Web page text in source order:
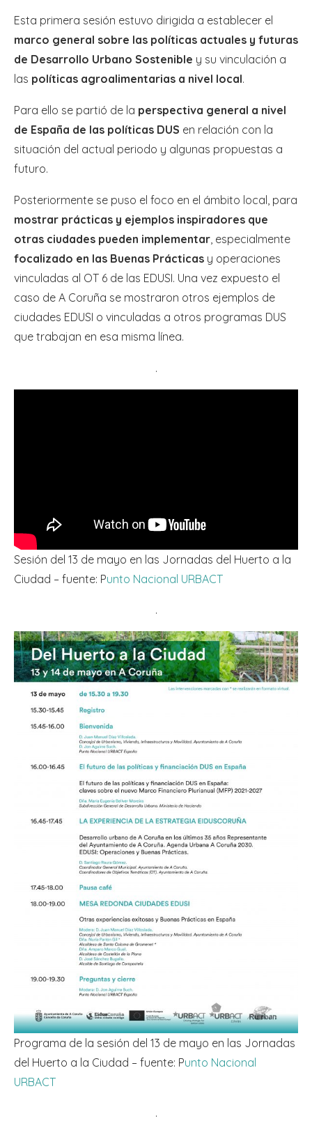
Esta primera sesión estuvo dirigida a establecer el
marco general sobre las políticas actuales y futuras
de Desarrollo Urbano Sostenible y su vinculación a
las políticas agroalimentarias a nivel local.
Para ello se partió de la perspectiva general a nivel
de España de las políticas DUS en relación con la
situación del actual periodo y algunas propuestas a
futuro.
Posteriormente se puso el foco en el ámbito local, para
mostrar prácticas y ejemplos inspiradores que
otras ciudades pueden implementar, especialmente
focalizado en las Buenas Prácticas y operaciones
vinculadas al OT 6 de las EDUSI. Una vez expuesto el
caso de A Coruña se mostraron otros ejemplos de
ciudades EDUSI o vinculadas a otros programas DUS
que trabajan en esa misma línea.
.
Sesión del 13 de mayo en las Jornadas del Huerto a la
Ciudad – fuente: Punto Nacional URBACT
.
Programa de la sesión del 13 de mayo en las Jornadas
del Huerto a la Ciudad – fuente: Punto Nacional
URBACT
.